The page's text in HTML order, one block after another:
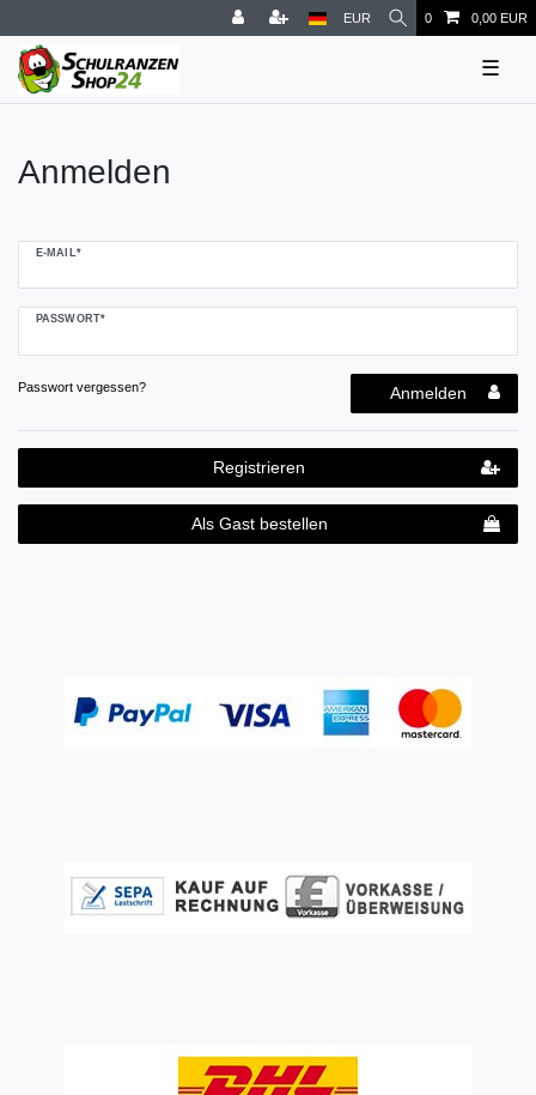
EUR 0 0,00 EUR
☰
Anmelden
E-MAIL*
PASSWORT*
Passwort vergessen? Anmelden
Registrieren
Als Gast bestellen